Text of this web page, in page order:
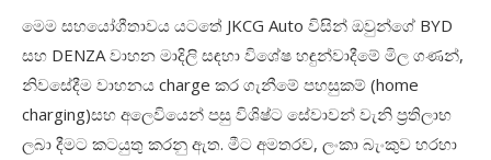
මෙම සහයෝගීතාවය යටතේ JKCG Auto විසින් ඔවුන්ගේ BYD
සහ DENZA වාහන මාදිලි සඳහා විශේෂ හඳුන්වාදීමේ මිල ගණන්,
නිවසේදීම වාහනය charge කර ගැනීමේ පහසුකම් (home
charging)සහ අලෙවියෙන් පසු විශිෂ්ට සේවාවන් වැනි ප්‍රතිලාභ
ලබා දීමට කටයුතු කරනු ඇත. මීට අමතරව, ලංකා බැංකුව හරහා